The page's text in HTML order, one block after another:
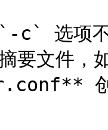
c` 选项不
要文件，
创